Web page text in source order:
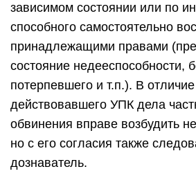
зависимом состоянии или по
способного самостоятельно
принадлежащими правами
состояние недееспособности,
потерпевшего и т.п.). В
действовавшего УПК дела
обвинения вправе возбудить
но с его согласия также
дознаватель.